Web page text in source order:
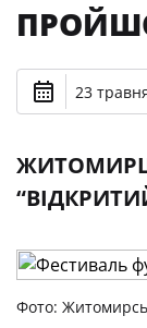
23
Фото: